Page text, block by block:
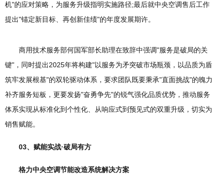
机"的应对策略，为服务升级指明实施路径;最后就中央空调售后工作
提出"锚定新目标、再创新佳绩"的年度发展期许。
商用技术服务部何国军部长助理在致辞中强调"服务是破局的关
键"，同时提出2025年将构建"以服务为矛突破市场瓶颈，以品质为盾
筑牢发展根基"的双轮驱动体系，要求团队既要秉承"直面挑战"的魄力
补齐服务短板，更要发扬"奋勇争先"的锐气强化品质优势，推动服务
体系实现从标准化到个性化、从响应式到预见式的双重升级，切实为
销售赋能。
03、赋能实战·破局有方
格力中央空调节能改造系统解决方案